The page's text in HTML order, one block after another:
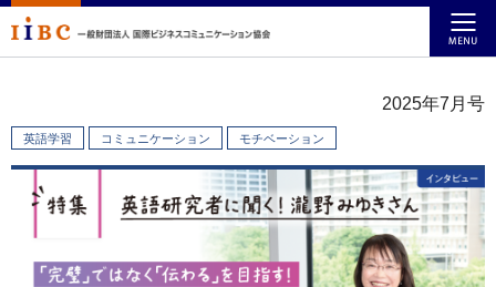
英語学習 コミュニケーション モチベーション
2025年7月号